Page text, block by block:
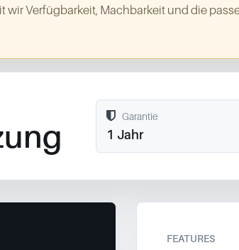
wir Verfügbarkeit, Machbarkeit und die
Garantie
1 Jahr
FEATURES